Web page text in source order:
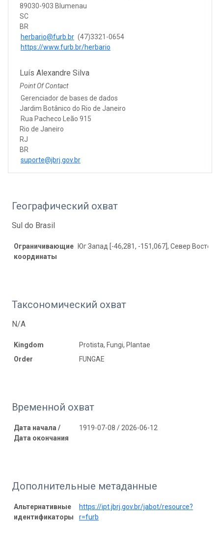
89030-903 Blumenau
SC
BR
herbario@furb.br (47)3321-0654
https://www.furb.br/herbario
Luís Alexandre Silva
Point Of Contact
Gerenciador de bases de dados
Jardim Botânico do Rio de Janeiro
Rua Pacheco Leão 915
Rio de Janeiro
RJ
BR
suporte@jbrj.gov.br
Географический охват
Sul do Brasil
Ограничивающие
координаты
Юг Запад [-46,281, -151,067], Север Восток
Таксономический охват
N/A
Kingdom
Protista, Fungi, Plantae
Order
FUNGAE
Временной охват
Дата начала /
Дата окончания
1919-07-08 / 2026-06-12
Дополнительные метаданные
Альтернативные
идентификаторы
https://ipt.jbrj.gov.br/jabot/resource?
r=furb